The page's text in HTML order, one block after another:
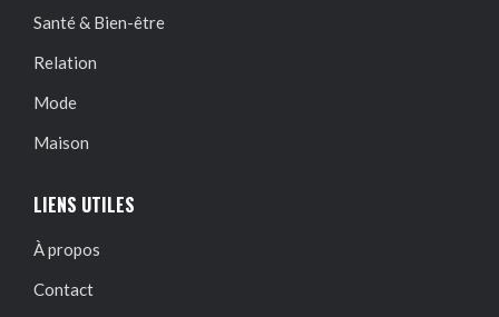
Santé & Bien-être
Relation
Mode
Maison
LIENS UTILES
À propos
Contact